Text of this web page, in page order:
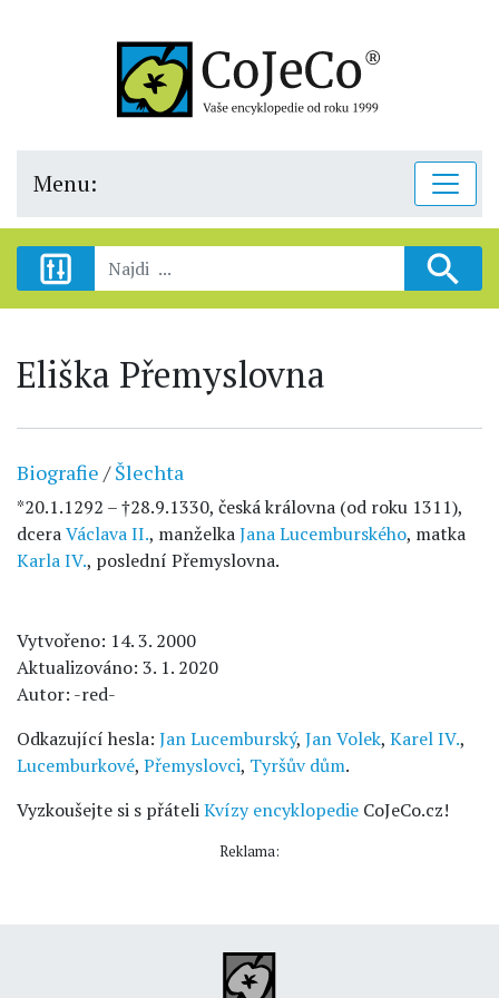
Menu:
Eliška Přemyslovna
Biografie /Šlechta
*20.1.1292 – †28.9.1330, česká královna (od roku 1311),
dceraVáclava II., manželkaJana Lucemburského, matka
Karla IV., poslední Přemyslovna.
Vytvořeno: 14. 3. 2000
Aktualizováno: 3. 1. 2020
Autor: -red-
Odkazující hesla: Jan Lucemburský, Jan Volek, Karel IV.,
Lucemburkové, Přemyslovci, Tyršův dům.
Vyzkoušejte si s přáteliKvízy encyklopedie CoJeCo.cz!
Reklama: